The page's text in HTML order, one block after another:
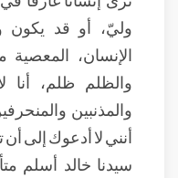
وليّ، أو قد
الإنسان،
والظلم ظلم،
والمذنبين
أنني لا أدعوك إلى
سيدنا خالد أسلم